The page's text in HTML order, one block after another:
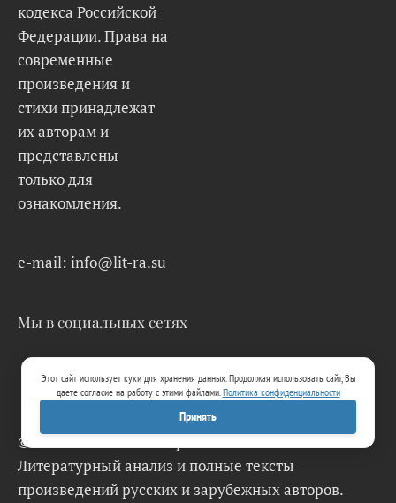
кодекса Российской
Федерации. Права на
современные
произведения и
стихи принадлежат
их авторам и
представлены
только для
ознакомления.
e-mail: info@lit-ra.su
Мы в социальных сетях
© 2026 Lit-Ra.su. Электронная библиотека.
Литературный анализ и полные тексты
произведений русских и зарубежных авторов.
Этот сайт использует куки для хранения данных. Продолжая использовать сайт, Вы
даете согласие на работу с этими файлами.Политика конфиденциальности
Принять